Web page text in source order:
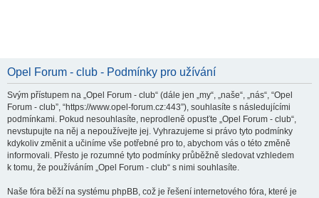
Opel Forum - club - Podmínky pro užívání
Svým přístupem na „Opel Forum - club“ (dále jen „my“, „naše“, „nás“, “Opel
Forum - club”, “https://www.opel-forum.cz:443”), souhlasíte s následujícími
podmínkami. Pokud nesouhlasíte, neprodleně opusťte „Opel Forum - club“,
nevstupujte na něj a nepoužívejte jej. Vyhrazujeme si právo tyto podmínky
kdykoliv změnit a učiníme vše potřebné pro to, abychom vás o této změně
informovali. Přesto je rozumné tyto podmínky průběžně sledovat vzhledem
k tomu, že používáním „Opel Forum - club“ s nimi souhlasíte.
Naše fóra běží na systému phpBB, což je řešení internetového fóra, které je